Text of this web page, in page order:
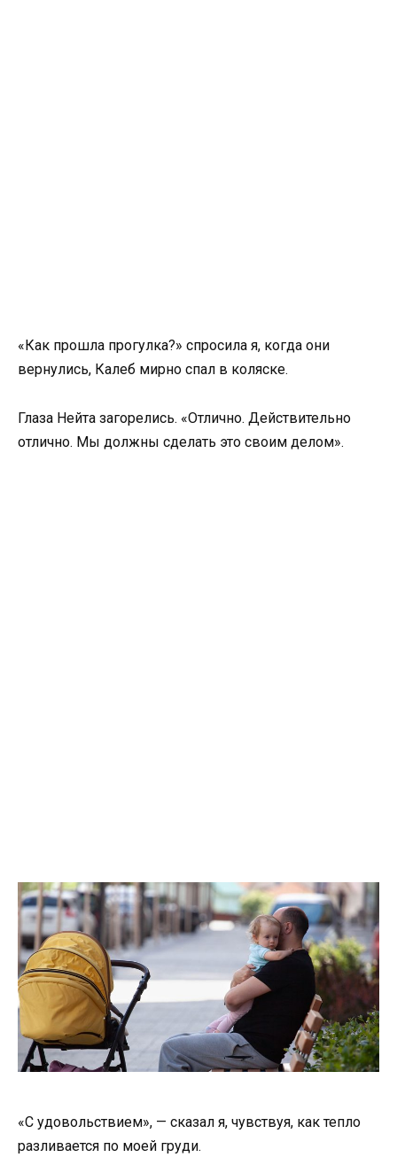
«Как прошла прогулка?» спросила я, когда они
вернулись, Калеб мирно спал в коляске.
Глаза Нейта загорелись. «Отлично. Действительно
отлично. Мы должны сделать это своим делом».
«С удовольствием», — сказал я, чувствуя, как тепло
разливается по моей груди.